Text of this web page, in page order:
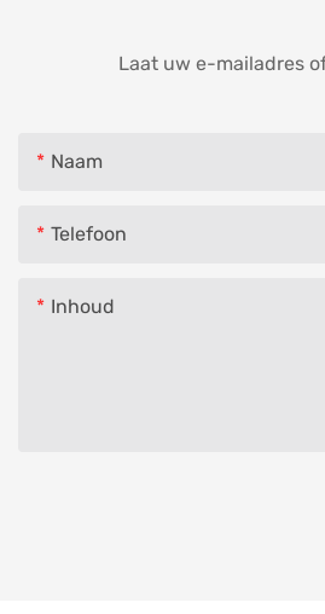
Laat uw e-mailadres
Naam
Telefoon
Inhoud